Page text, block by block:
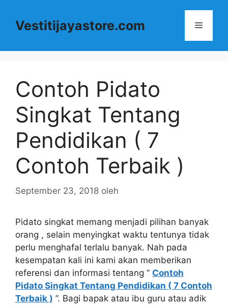
Vestitijayastore.com Menu
Contoh Pidato
Singkat Tentang
Pendidikan ( 7
Contoh Terbaik )
September 23, 2018 oleh
Pidato singkat memang menjadi pilihan banyak
orang , selain menyingkat waktu tentunya tidak
perlu menghafal terlalu banyak. Nah pada
kesempatan kali ini kami akan memberikan
referensi dan informasi tentang ” Contoh
Pidato Singkat Tentang Pendidikan ( 7 Contoh
Terbaik ) ”. Bagi bapak atau ibu guru atau adik